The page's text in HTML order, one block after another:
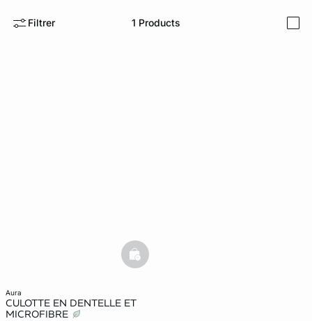
Filtrer 1 Products
aura
CULOTTE EN DENTELLE ET
MICROFIBRE
basketfull